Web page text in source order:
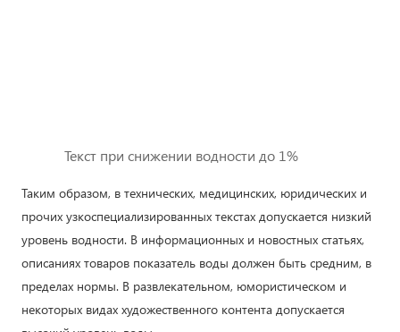
Текст при снижении водности до 1%
Таким образом, в технических, медицинских, юридических и
прочих узкоспециализированных текстах допускается низкий
уровень водности. В информационных и новостных статьях,
описаниях товаров показатель воды должен быть средним, в
пределах нормы. В развлекательном, юмористическом и
некоторых видах художественного контента допускается